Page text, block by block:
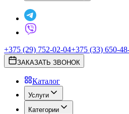
+375 (29) 752-02-04+375 (33) 650-
ЗАКАЗАТЬ ЗВОНОК
Каталог
Услуги
Категории